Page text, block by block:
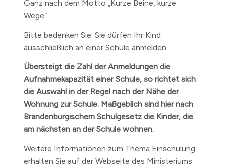
Ganz nach dem Motto „Kurze Beine, kurze
Wege“.
Bitte bedenken Sie: Sie dürfen Ihr Kind
ausschließlich an einer Schule anmelden.
Übersteigt die Zahl der Anmeldungen die
Aufnahmekapazität einer Schule, so richtet sich
die Auswahl in der Regel nach der Nähe der
Wohnung zur Schule. Maßgeblich sind hier nach
Brandenburgischem Schulgesetz die Kinder, die
am nächsten an der Schule wohnen.
Weitere Informationen zum Thema Einschulung
erhalten Sie auf der Webseite des Ministeriums